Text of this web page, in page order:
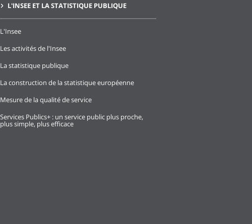
L'INSEE ET LA STATISTIQUE PUBLIQUE
L'Insee
Les activités de l'Insee
La statistique publique
La construction de la statistique européenne
Mesure de la qualité de service
Services Publics+ : un service public plus proche,
plus simple, plus efficace